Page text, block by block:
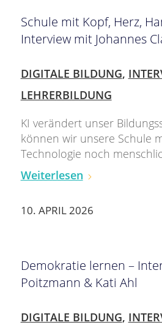
Schule mit Kopf, Herz,
Interview mit Johannes
DIGITALE BILDUNG,
LEHRERBILDUNG
KI verändert unser
können wir unsere Schule
Technologie noch
Weiterlesen
10. APRIL 2026
Demokratie lernen –
Poitzmann & Kati Ahl
DIGITALE BILDUNG,